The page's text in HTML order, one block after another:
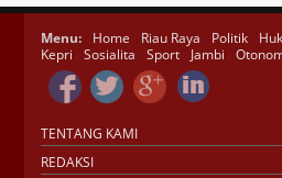
Menu: Home Riau Raya Politik
Kepri
Sosialita Sport Jambi
TENTANG KAMI
REDAKSI